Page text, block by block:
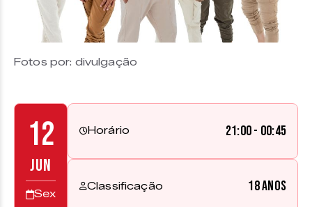
Fotos por: divulgação
12
JUN
Sex
Horário 21:00 - 00:45
Classificação 18 anos